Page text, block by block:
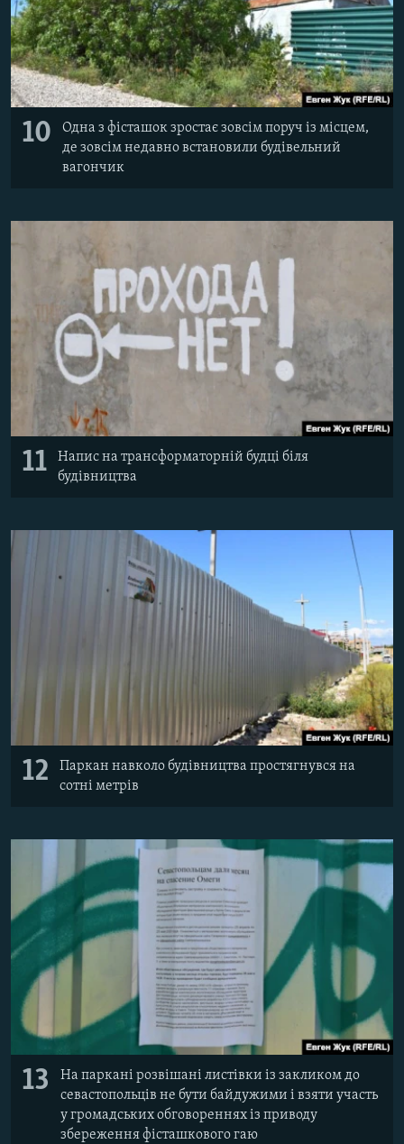
10
Одна з фісташок зростає зовсім поруч із місцем,
де зовсім недавно встановили будівельний
вагончик
11
Напис на трансформаторній будці біля
будівництва
12
Паркан навколо будівництва простягнувся на
сотні метрів
13
На паркані розвішані листівки із закликом до
севастопольців не бути байдужими і взяти участь
у громадських обговореннях із приводу
збереження фісташкового гаю